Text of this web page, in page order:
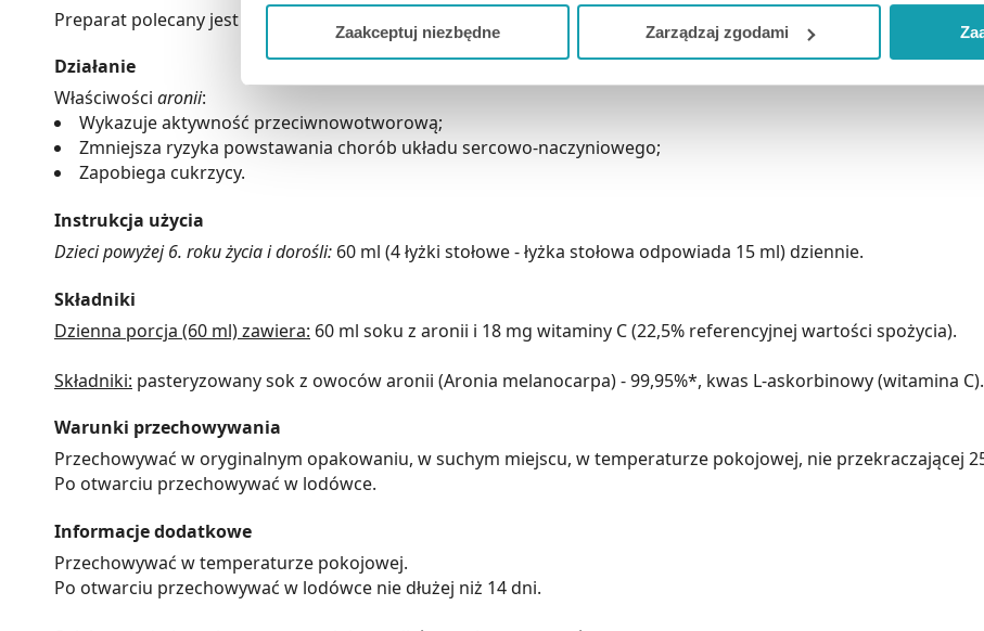
wszystkich funkcjonalności Strony.
Zaakceptuj niezbędne Zarządzaj zgodami
Preparat polecany jest dla dzieci powyżej 6. roku życia i dorosłych jako uzupełnienie codziennej diety w witaminę C.
Działanie
Właściwości aronii:
Wykazuje aktywność przeciwnowotworową;
Zmniejsza ryzyka powstawania chorób układu sercowo-naczyniowego;
Zapobiega cukrzycy.
Instrukcja użycia
Dzieci powyżej 6. roku życia i dorośli: 60 ml (4 łyżki stołowe - łyżka stołowa odpowiada 15 ml) dziennie.
Składniki
Dzienna porcja (60 ml) zawiera: 60 ml soku z aronii i 18 mg witaminy C (22,5% referencyjnej wartości spożycia).
Składniki: pasteryzowany sok z owoców aronii (Aronia melanocarpa) - 99,95%*, kwas L-askorbinowy (witamina C).
Warunki przechowywania
Przechowywać w oryginalnym opakowaniu, w suchym miejscu, w temperaturze pokojowej, nie przekraczającej
Po otwarciu przechowywać w lodówce.
Informacje dodatkowe
Przechowywać w temperaturze pokojowej.
Po otwarciu przechowywać w lodówce nie dłużej niż 14 dni.